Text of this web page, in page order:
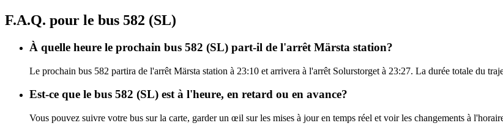
F.A.Q. pour le bus 582 (SL)
À quelle heure le prochain bus 582 (SL) part-il de l'arrêt Märsta station?
Le prochain bus 582 partira de l'arrêt Märsta station à 23:10 et arrivera à l'arrêt Solurstorget à 23:27. La durée totale du
Est-ce que le bus 582 (SL) est à l'heure, en retard ou en avance?
Vous pouvez suivre votre bus sur la carte, garder un œil sur les mises à jour en temps réel et voir les changements à